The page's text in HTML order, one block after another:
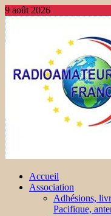
9 août 2026
Accueil
Association
Adhésions,
Pacifique,